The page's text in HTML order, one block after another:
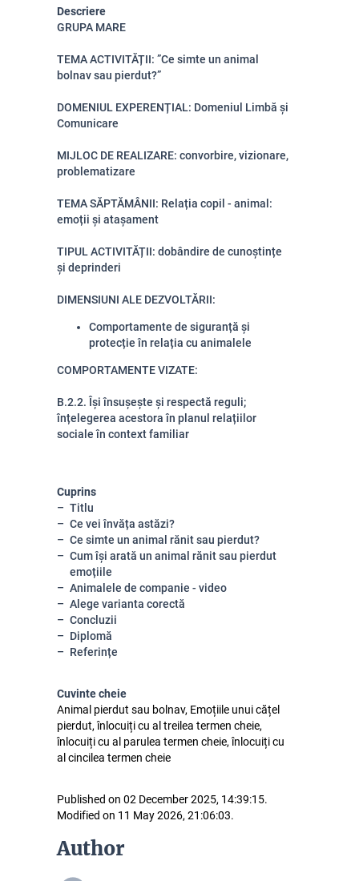
Descriere
GRUPA MARE
TEMA ACTIVITĂȚII: ”Ce simte un animal
bolnav sau pierdut?”
DOMENIUL EXPERENȚIAL: Domeniul Limbă și
Comunicare
MIJLOC DE REALIZARE: convorbire, vizionare,
problematizare
TEMA SĂPTĂMÂNII: Relația copil - animal:
emoții și atașament
TIPUL ACTIVITĂȚII: dobândire de cunoștințe
și deprinderi
DIMENSIUNI ALE DEZVOLTĂRII:
Comportamente de siguranță și
protecție în relația cu animalele
COMPORTAMENTE VIZATE:
B.2.2. Își însușește și respectă reguli;
înțelegerea acestora în planul relațiilor
sociale în context familiar
Cuprins
Titlu
Ce vei învăța astăzi?
Ce simte un animal rănit sau pierdut?
Cum își arată un animal rănit sau pierdut
emoțiile
Animalele de companie - video
Alege varianta corectă
Concluzii
Diplomă
Referințe
Cuvinte cheie
Animal pierdut sau bolnav, Emoțiile unui cățel
pierdut, înlocuiți cu al treilea termen cheie,
înlocuiți cu al parulea termen cheie, înlocuiți cu
al cincilea termen cheie
Published on 02 December 2025, 14:39:15.
Modified on 11 May 2026, 21:06:03.
Author